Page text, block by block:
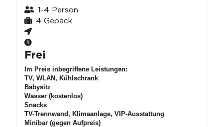
1-4 Person
4 Gepäck
Frei
Im Preis inbegriffene Leistungen:
TV, WLAN, Kühlschrank
Babysitz
Wasser (kostenlos)
Snacks
TV-Trennwand, Klimaanlage, VIP-Ausstattung
Minibar (gegen Aufpreis)